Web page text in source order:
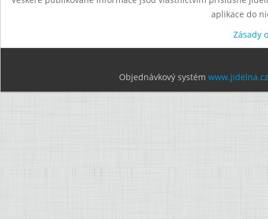
aplikace do
Zásady
Objednávkový systém www.jidelna.cz